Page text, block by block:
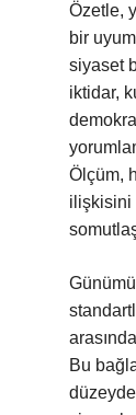
Özetle,
bir
siyaset
iktidar,
Ölçüm,
ilişkisini
Bu